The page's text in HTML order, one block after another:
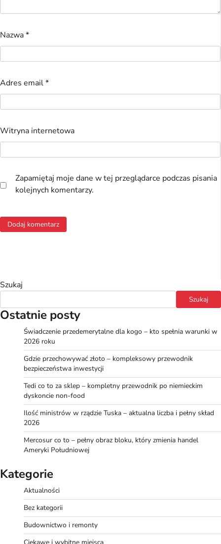
Nazwa*
Adres email*
Witryna internetowa
Zapamiętaj moje dane w tej przeglądarce podczas pisania
kolejnych komentarzy.
Szukaj
Szukaj
Ostatnie posty
Świadczenie przedemerytalne dla kogo – kto spełnia warunki w
2026 roku
Gdzie przechowywać złoto – kompleksowy przewodnik
bezpieczeństwa inwestycji
Tedi co to za sklep – kompletny przewodnik po niemieckim
dyskoncie non-food
Ilość ministrów w rządzie Tuska – aktualna liczba i pełny skład
2026
Mercosur co to – pełny obraz bloku, który zmienia handel
Ameryki Południowej
Kategorie
Aktualności
Bez kategorii
Budownictwo i remonty